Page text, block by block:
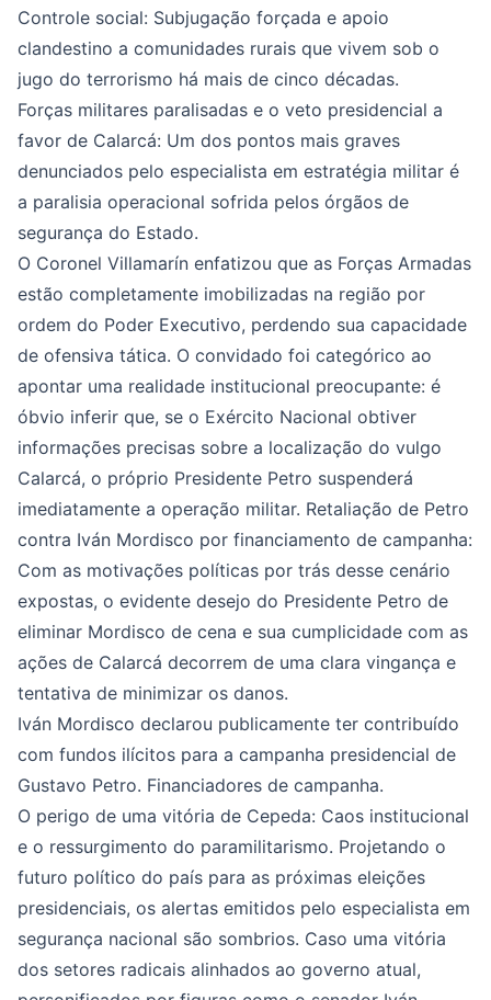
Controle social: Subjugação forçada e apoio
clandestino a comunidades rurais que vivem sob o
jugo do terrorismo há mais de cinco décadas.
Forças militares paralisadas e o veto presidencial a
favor de Calarcá: Um dos pontos mais graves
denunciados pelo especialista em estratégia militar é
a paralisia operacional sofrida pelos órgãos de
segurança do Estado.
O Coronel Villamarín enfatizou que as Forças Armadas
estão completamente imobilizadas na região por
ordem do Poder Executivo, perdendo sua capacidade
de ofensiva tática. O convidado foi categórico ao
apontar uma realidade institucional preocupante: é
óbvio inferir que, se o Exército Nacional obtiver
informações precisas sobre a localização do vulgo
Calarcá, o próprio Presidente Petro suspenderá
imediatamente a operação militar. Retaliação de Petro
contra Iván Mordisco por financiamento de campanha:
Com as motivações políticas por trás desse cenário
expostas, o evidente desejo do Presidente Petro de
eliminar Mordisco de cena e sua cumplicidade com as
ações de Calarcá decorrem de uma clara vingança e
tentativa de minimizar os danos.
Iván Mordisco declarou publicamente ter contribuído
com fundos ilícitos para a campanha presidencial de
Gustavo Petro. Financiadores de campanha.
O perigo de uma vitória de Cepeda: Caos institucional
e o ressurgimento do paramilitarismo. Projetando o
futuro político do país para as próximas eleições
presidenciais, os alertas emitidos pelo especialista em
segurança nacional são sombrios. Caso uma vitória
dos setores radicais alinhados ao governo atual,